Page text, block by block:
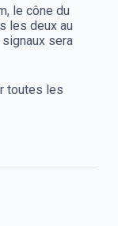
le cône du
les deux au
sera
toutes les